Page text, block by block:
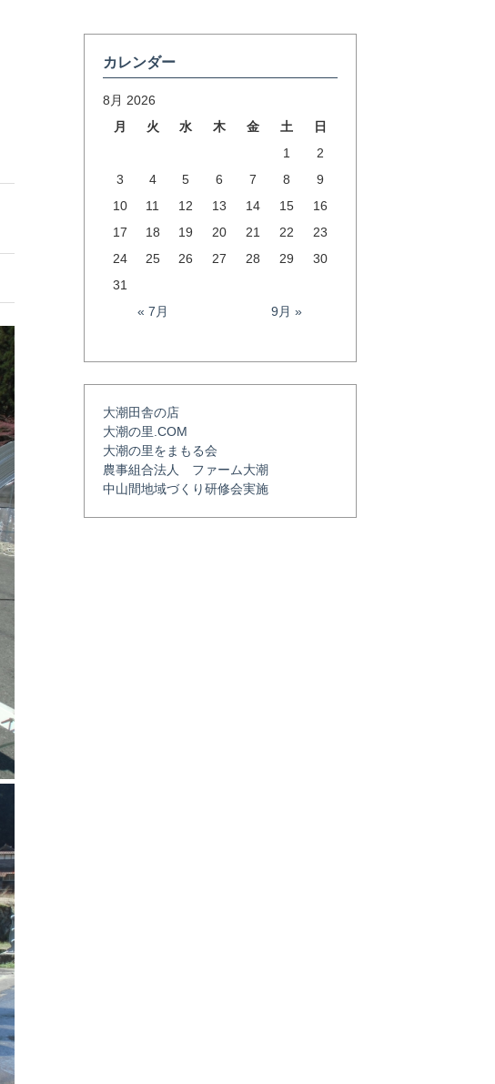
カレンダー
8月 2026
月
火 水 木 金 土
日
1
2
3
4 5 6 7 8
9
10
11 12 13 14 15
16
17
18 19 20 21 22
23
24
25 26 27 28 29
30
31
« 7月
9月 »
大潮田舎の店
大潮の里.COM
大潮の里をまもる会
農事組合法人 ファーム大潮
中山間地域づくり研修会実施